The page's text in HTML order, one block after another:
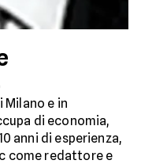
e in
di economia,
anni di esperienza,
come redattore e